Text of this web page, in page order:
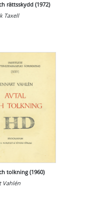
rättsskydd (1972)
Taxell
tolkning (1960)
Vahlén